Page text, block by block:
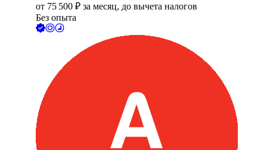
от 75 500 ₽ за месяц, до вычета налогов
Без опыта